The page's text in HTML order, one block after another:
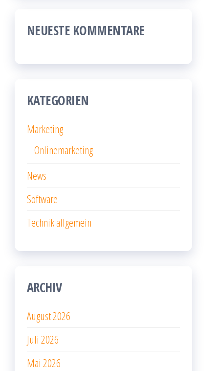
NEUESTE KOMMENTARE
KATEGORIEN
Marketing
Onlinemarketing
News
Software
Technik allgemein
ARCHIV
August 2026
Juli 2026
Mai 2026